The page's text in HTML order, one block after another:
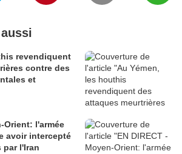
revendiquent
contre des
et
Orient: l'armée
avoir intercepté
par l'Iran